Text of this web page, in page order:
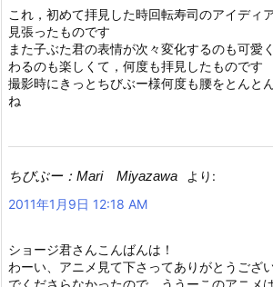
これ，初めて拝見した時回転寿司のアイディ
見張ったものです
また子ぶた君の表情が次々変化するのも可愛
わるのも楽しくて，何度も拝見したものです
撮影時にきっとちびぶー様何度も腰をとんと
ね
ちびぶー：Mari Miyazawa
より:
2011年1月9日 12:18 AM
ショージ君さんこんばんは！
わーい、アニメ見て下さってありがとうござ
でくださらなかったので、ううーこのアニメ